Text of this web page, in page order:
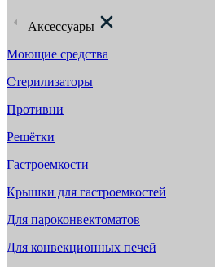
Аксессуары
Моющие средства
Стерилизаторы
Противни
Решётки
Гастроемкости
Крышки для гастроемкостей
Для пароконвектоматов
Для конвекционных печей